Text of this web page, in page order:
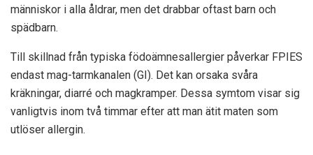
människor i alla åldrar, men det drabbar oftast barn och
spädbarn.
Till skillnad från typiska födoämnesallergier påverkar FPIES
endast mag-tarmkanalen (GI). Det kan orsaka svåra
kräkningar, diarré och magkramper. Dessa symtom visar sig
vanligtvis inom två timmar efter att man ätit maten som
utlöser allergin.